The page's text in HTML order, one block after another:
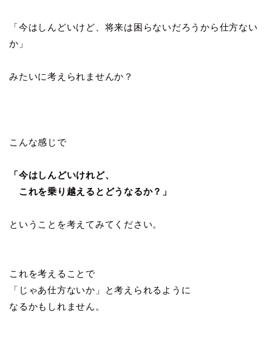
「今はしんどいけど、将来は困らないだろうから仕方ない
か」
みたいに考えられませんか？
こんな感じで
「今はしんどいけれど、
これを乗り越えるとどうなるか？」
ということを考えてみてください。
これを考えることで
「じゃあ仕方ないか」と考えられるように
なるかもしれません。